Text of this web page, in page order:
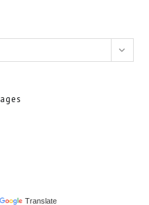
Translate